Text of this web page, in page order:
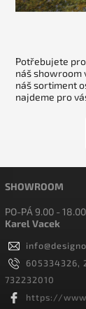
Potřebujete
náš showroom
náš sortiment
najdeme pro
SHOWROOM
PO-PÁ 9.00 -
Karel Vacek
info@
605334326,
732232010
https://